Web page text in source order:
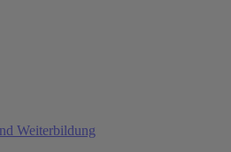
Weiterbildung